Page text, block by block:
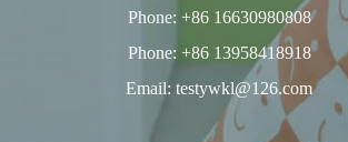
Phone: +86 16630980808
Phone: +86 13958418918
Email: testywkl@126.com